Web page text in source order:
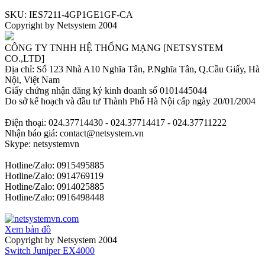
SKU: IES7211-4GP1GE1GF-CA
Copyright by Netsystem 2004
CÔNG TY TNHH HỆ THỐNG MẠNG [NETSYSTEM
CO.,LTD]
Địa chỉ: Số 123 Nhà A10 Nghĩa Tân, P.Nghĩa Tân, Q.Cầu Giấy, Hà
Nội, Việt Nam
Giấy chứng nhận đăng ký kinh doanh số 0101445044
Do sở kế hoạch và đầu tư Thành Phố Hà Nội cấp ngày 20/01/2004
Điện thoại: 024.37714430 - 024.37714417 - 024.37711222
Nhận báo giá: contact@netsystem.vn
Skype: netsystemvn
Hotline/Zalo: 0915495885
Hotline/Zalo: 0914769119
Hotline/Zalo: 0914025885
Hotline/Zalo: 0916498448
Xem bản đồ
Copyright by Netsystem 2004
Switch Juniper EX4000